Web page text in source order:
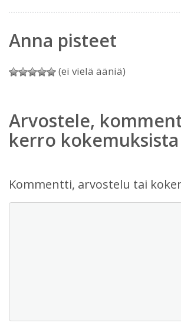
Anna pisteet
(ei vielä ääniä)
Arvostele,
kerro kokemuksista
Kommentti, arvostelu tai